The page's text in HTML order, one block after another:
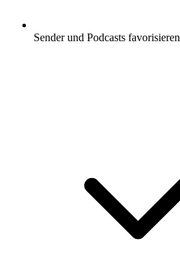
Sender und Podcasts favorisieren